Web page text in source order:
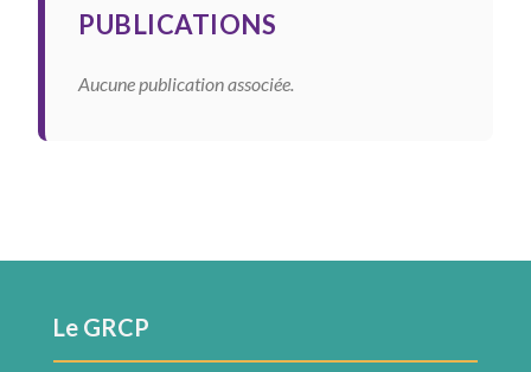
PUBLICATIONS
Aucune publication associée.
Le GRCP